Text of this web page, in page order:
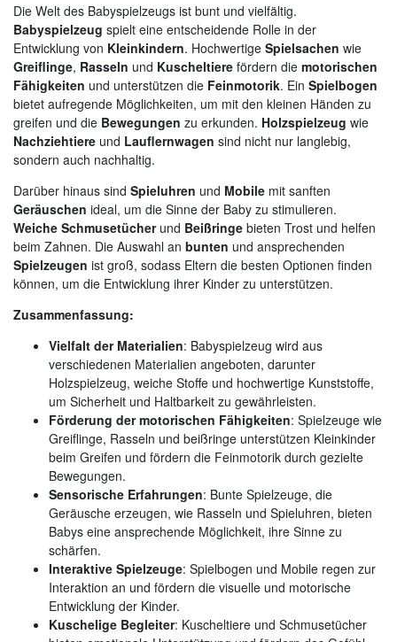
Die Welt des Babyspielzeugs ist bunt und vielfältig.
Babyspielzeug spielt eine entscheidende Rolle in der
Entwicklung von Kleinkindern. Hochwertige Spielsachen wie
Greiflinge, Rasseln und Kuscheltiere fördern die motorischen
Fähigkeiten und unterstützen die Feinmotorik. Ein Spielbogen
bietet aufregende Möglichkeiten, um mit den kleinen Händen zu
greifen und die Bewegungen zu erkunden. Holzspielzeug wie
Nachziehtiere und Lauflernwagen sind nicht nur langlebig,
sondern auch nachhaltig.
Darüber hinaus sind Spieluhren und Mobile mit sanften
Geräuschen ideal, um die Sinne der Baby zu stimulieren.
Weiche Schmusetücherund Beißringe bieten Trost und helfen
beim Zahnen. Die Auswahl an bunten und ansprechenden
Spielzeugen ist groß, sodass Eltern die besten Optionen finden
können, um die Entwicklung ihrer Kinder zu unterstützen.
Zusammenfassung:
Vielfalt der Materialien: Babyspielzeug wird aus
verschiedenen Materialien angeboten, darunter
Holzspielzeug, weiche Stoffe und hochwertige Kunststoffe,
um Sicherheit und Haltbarkeit zu gewährleisten.
Förderung der motorischen Fähigkeiten: Spielzeuge wie
Greiflinge, Rasseln und beißringe unterstützen Kleinkinder
beim Greifen und fördern die Feinmotorik durch gezielte
Bewegungen.
Sensorische Erfahrungen: Bunte Spielzeuge, die
Geräusche erzeugen, wie Rasseln und Spieluhren, bieten
Babys eine ansprechende Möglichkeit, ihre Sinne zu
schärfen.
Interaktive Spielzeuge: Spielbogen und Mobile regen zur
Interaktion an und fördern die visuelle und motorische
Entwicklung der Kinder.
Kuschelige Begleiter: Kuscheltiere und Schmusetücher